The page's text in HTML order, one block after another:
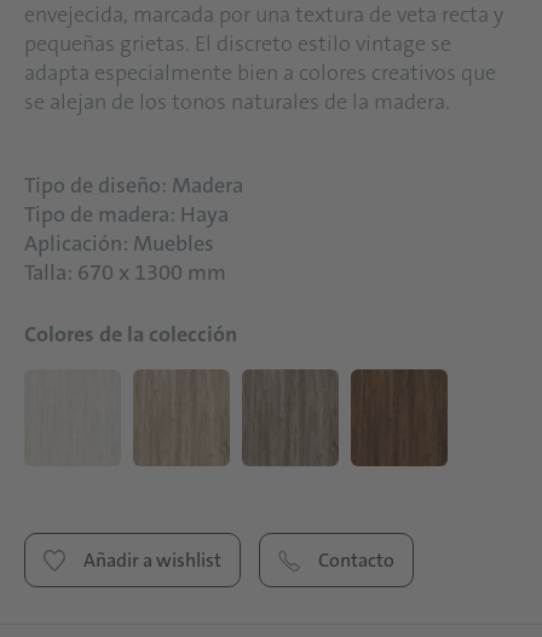
envejecida, marcada por una textura de veta recta y
pequeñas grietas. El discreto estilo vintage se
adapta especialmente bien a colores creativos que
se alejan de los tonos naturales de la madera.
Tipo de diseño: Madera
Tipo de madera: Haya
Aplicación: Muebles
Talla: 670 x 1300 mm
Colores de la colección
Añadir a wishlist Contacto